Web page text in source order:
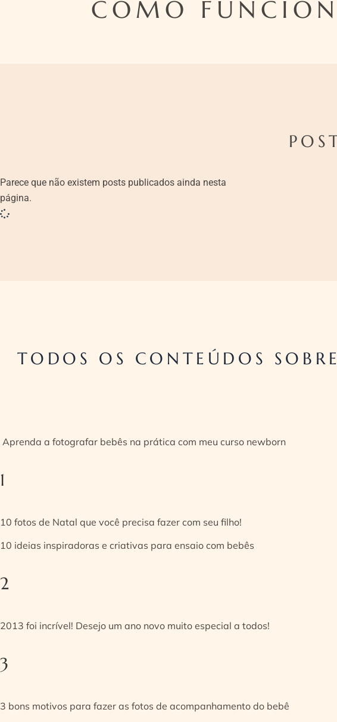
COMO
Parece que não existem posts publicados ainda nesta
página.
TODOS OS CONTEÚDOS
Aprenda a fotografar bebês na prática com meu curso newborn
1
10 fotos de Natal que você precisa fazer com seu filho!
10 ideias inspiradoras e criativas para ensaio com bebês
2
2013 foi incrível! Desejo um ano novo muito especial a todos!
3
3 bons motivos para fazer as fotos de acompanhamento do bebê